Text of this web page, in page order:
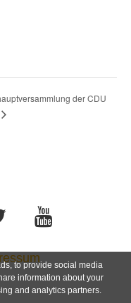
der CDU
to provide social media
information about your
and analytics partners.